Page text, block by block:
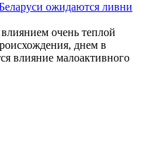
ожидаются ливни
влиянием очень теплой
днем в
влияние малоактивного